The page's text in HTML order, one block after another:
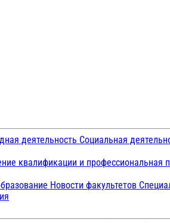
деятельность Социальная
квалификации и профессиональная
Новости факультетов